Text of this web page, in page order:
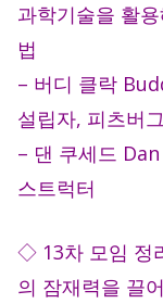
과학기술을 활
법
– 버디 클락
설립자, 피츠버
– 댄 쿠세드
스트럭터
◇ 13차 모임 정
의 잠재력을 끌